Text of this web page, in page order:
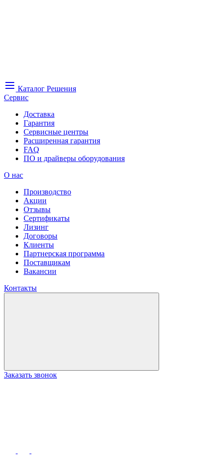
Каталог Решения
Сервис
Доставка
Гарантия
Сервисные центры
Расширенная гарантия
FAQ
ПО и драйверы оборудования
О нас
Производство
Акции
Отзывы
Сертификаты
Лизинг
Договоры
Клиенты
Партнерская программа
Поставщикам
Вакансии
Контакты
Заказать звонок